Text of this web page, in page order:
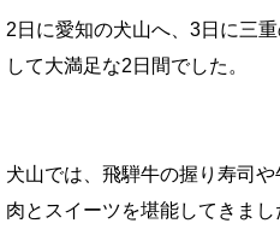
2日に愛知の犬山へ、3日に三
して大満足な2日間でした。
犬山では、飛騨牛の握り寿司
肉とスイーツを堪能してきまし